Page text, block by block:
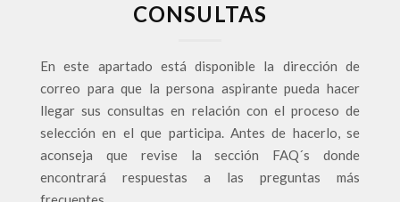
CONSULTAS
En este apartado está disponible la dirección de
correo para que la persona aspirante pueda hacer
llegar sus consultas en relación con el proceso de
selección en el que participa. Antes de hacerlo, se
aconseja que revise la sección FAQ´s donde
encontrará respuestas a las preguntas más